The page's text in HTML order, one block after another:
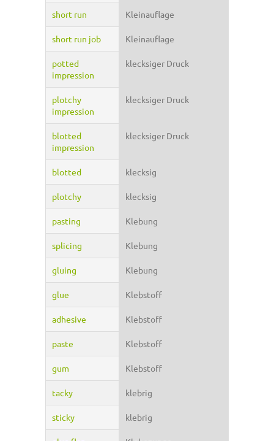
short run Kleinauflage
short run job Kleinauflage
potted
impression
klecksiger Druck
plotchy
impression
klecksiger Druck
blotted
impression
klecksiger Druck
blotted klecksig
plotchy klecksig
pasting Klebung
splicing Klebung
gluing Klebung
glue Klebstoff
adhesive Klebstoff
paste Klebstoff
gum Klebstoff
tacky klebrig
sticky klebrig